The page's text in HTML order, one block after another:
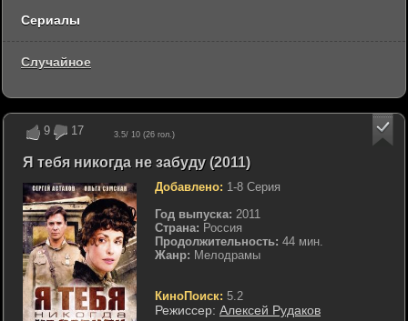
9 17 3.5/ 10 (26 гол.)
Я тебя никогда не забуду (2011)
Добавлено: 1-8 Серия
Год выпуска: 2011
Страна: Россия
Продолжительность: 44 мин.
Жанр: Мелодрамы
КиноПоиск: 5.2
Режиссер: Алексей Рудаков
Сериалы
Случайное